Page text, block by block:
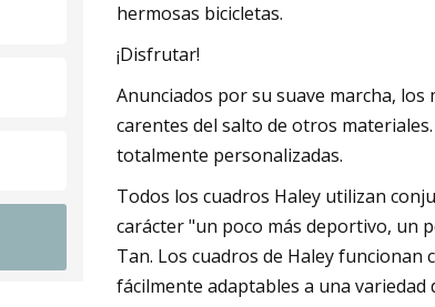
hermosas bicicletas.
¡Disfrutar!
Anunciados por su suave marcha,
carentes del salto de otros
totalmente personalizadas.
Todos los cuadros Haley utilizan
carácter "un poco más deportivo, un
Tan. Los cuadros de Haley funcionan
fácilmente adaptables a una variedad